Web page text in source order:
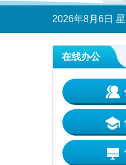
2026年8月6日
在线办公